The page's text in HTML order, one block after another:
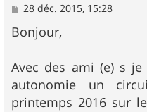
M
s
s
g
e
28 déc. 2015, 15:28
Bonjour,
Avec des ami (e) s
autonomie un
printemps 2016 sur